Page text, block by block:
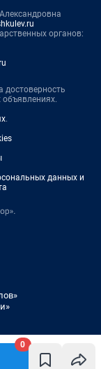
0
органов:
достоверность
.
данных и